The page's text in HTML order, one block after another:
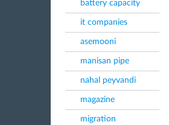
battery capacity
it companies
asemooni
manisan pipe
nahal peyvandi
magazine
migration